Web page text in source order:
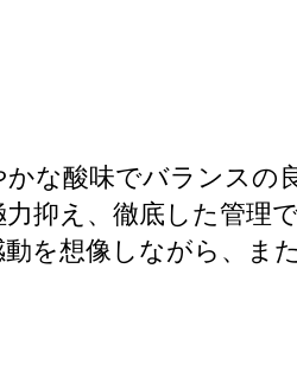
な酸味でバランスの
抑え、徹底した管理
を想像しながら、ま